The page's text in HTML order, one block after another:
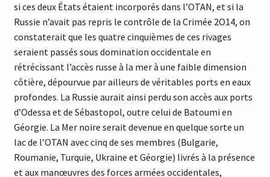
si ces deux États étaient incorporés dans l’OTAN, et si la
Russie n’avait pas repris le contrôle de la Crimée 2O14, on
constaterait que les quatre cinquièmes de ces rivages
seraient passés sous domination occidentale en
rétrécissant l’accès russe à la mer à une faible dimension
côtière, dépourvue par ailleurs de véritables ports en eaux
profondes. La Russie aurait ainsi perdu son accès aux ports
d’Odessa et de Sébastopol, outre celui de Batoumi en
Géorgie. La Mer noire serait devenue en quelque sorte un
lac de l’OTAN avec cinq de ses membres (Bulgarie,
Roumanie, Turquie, Ukraine et Géorgie) livrés à la présence
et aux manœuvres des forces armées occidentales,